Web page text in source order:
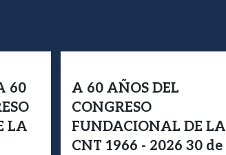
60
LA
A 60 AÑOS DEL
CONGRESO
FUNDACIONAL DE LA
CNT 1966 - 2026 30 de